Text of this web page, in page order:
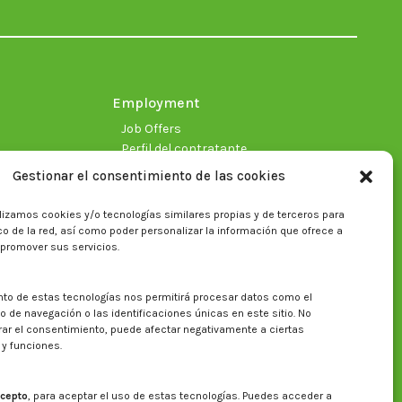
Gestionar el consentimiento de las cookies
cookies y/o tecnologías similares propias y de terceros para
de la red, así como poder personalizar la información que ofrece a
sus servicios.
de estas tecnologías nos permitirá procesar datos como el
de navegación o las identificaciones únicas en este sitio. No
el consentimiento, puede afectar negativamente a ciertas
funciones.
, para aceptar el uso de estas tecnologías. Puedes acceder a
new new new new new new
Employment
Job Offers
Perfil del contratante
Search on CITA website
Search: